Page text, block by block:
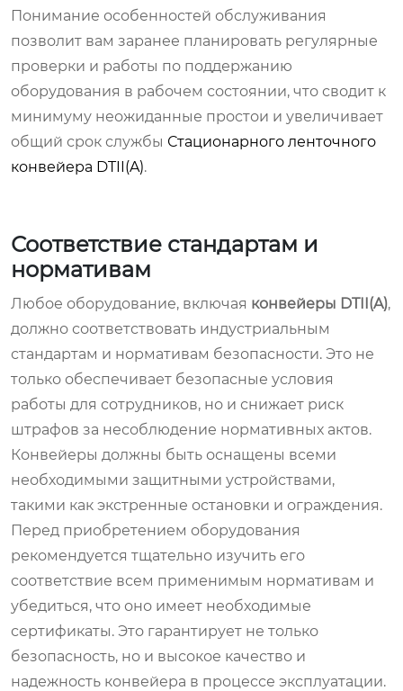
Понимание особенностей обслуживания
позволит вам заранее планировать регулярные
проверки и работы по поддержанию
оборудования в рабочем состоянии, что сводит к
минимуму неожиданные простои и увеличивает
общий срок службы Стационарного ленточного
конвейера DTII(A).
Соответствие стандартам и
нормативам
Любое оборудование, включая конвейеры DTII(A),
должно соответствовать индустриальным
стандартам и нормативам безопасности. Это не
только обеспечивает безопасные условия
работы для сотрудников, но и снижает риск
штрафов за несоблюдение нормативных актов.
Конвейеры должны быть оснащены всеми
необходимыми защитными устройствами,
такими как экстренные остановки и ограждения.
Перед приобретением оборудования
рекомендуется тщательно изучить его
соответствие всем применимым нормативам и
убедиться, что оно имеет необходимые
сертификаты. Это гарантирует не только
безопасность, но и высокое качество и
надежность конвейера в процессе эксплуатации.